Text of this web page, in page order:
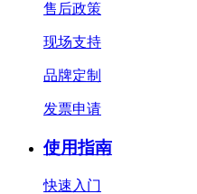
售后政策
现场支持
品牌定制
发票申请
使用指南
快速入门